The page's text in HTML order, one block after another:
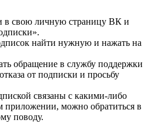
в свою личную страницу ВК и
найти нужную и нажать на
обращение в службу поддержки
от подписки и просьбу
связаны с какими-либо
приложении, можно обратиться в
поводу.